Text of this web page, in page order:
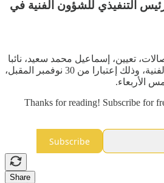
التنفيذي للشؤون الفنية في
تعيين، إسماعيل محمد سعيد، نائبا
للرئيس التنفيذي للشؤون الفنية، وذلك إعتبارا من 30 نوفمبر المقبل،
الأربعاء.
Thanks for reading! Subscribe for
Subscribe
Share